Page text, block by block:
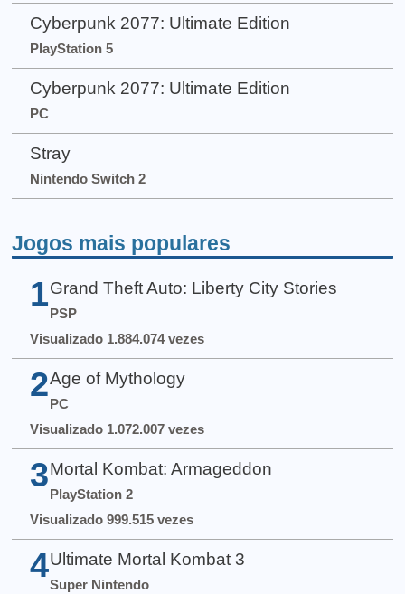
Cyberpunk 2077: Ultimate Edition
PlayStation 5
Cyberpunk 2077: Ultimate Edition
PC
Stray
Nintendo Switch 2
Jogos mais populares
1 Grand Theft Auto: Liberty City Stories
PSP
Visualizado 1.884.074 vezes
2 Age of Mythology
PC
Visualizado 1.072.007 vezes
3 Mortal Kombat: Armageddon
PlayStation 2
Visualizado 999.515 vezes
4 Ultimate Mortal Kombat 3
Super Nintendo